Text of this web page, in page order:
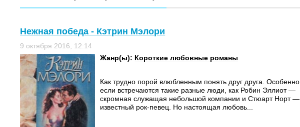
Нежная победа - Кэтрин Мэлори
9 октября 2016, 12:14
Жанр(ы): Короткие любовные романы
Как трудно порой влюбленным понять друг друга. Особенно
если встречаются такие разные люди, как Робин Эллиот —
скромная служащая небольшой компании и Стюарт Норт —
известный рок-певец. Но настоящая любовь...